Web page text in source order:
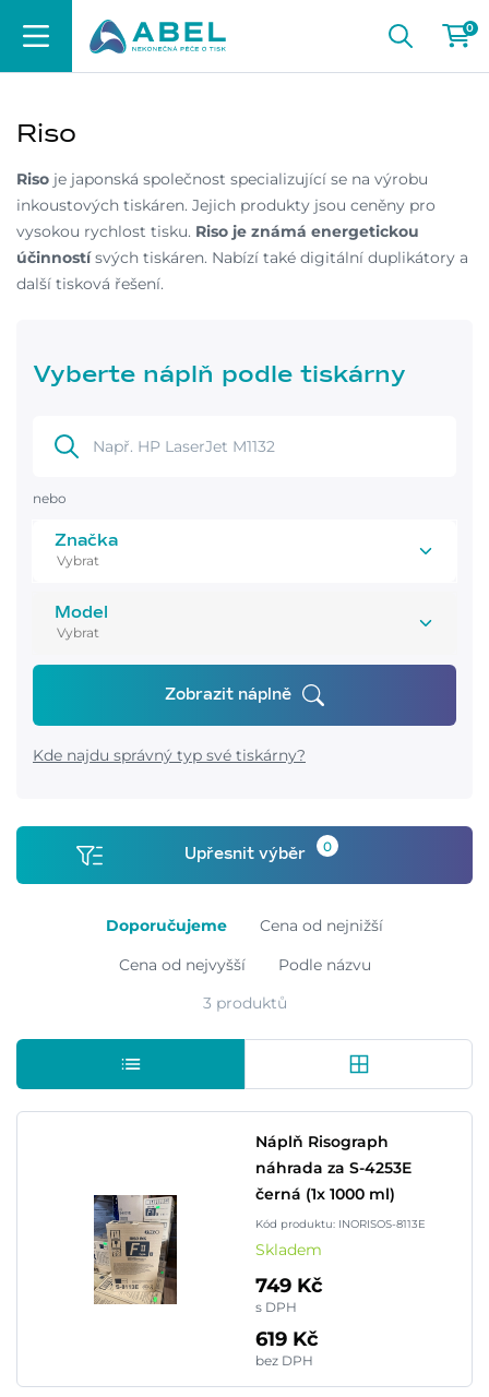
0
Riso
Riso je japonská společnost specializující se na výrobu
inkoustových tiskáren. Jejich produkty jsou ceněny pro
vysokou rychlost tisku. Riso je známá energetickou
účinnostísvých tiskáren. Nabízí také digitální duplikátory a
další tisková řešení.
Vyberte náplň podle tiskárny
nebo
Značka
Model
Zobrazit náplně
Kde najdu správný typ své tiskárny?
Upřesnit výběr 0
Doporučujeme
Cena od nejnižší
Cena od nejvyšší
Podle názvu
3 produktů
Náplň Risograph
náhrada za S-4253E
černá (1x 1000 ml)
Kód produktu: INORISOS-8113E
Skladem
749 Kč
s DPH
619 Kč
bez DPH